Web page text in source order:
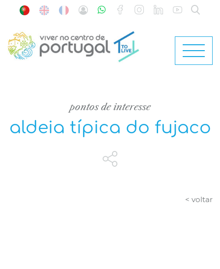
pontos de interesse
aldeia típica do fujaco
< voltar